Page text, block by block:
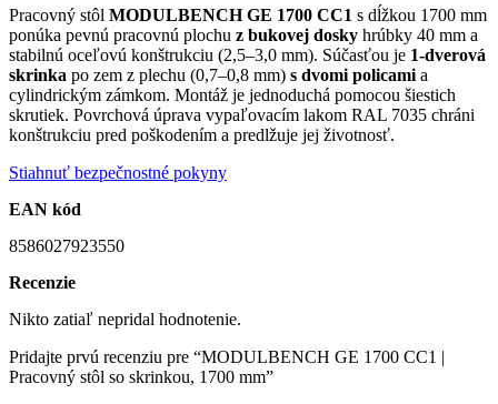
Pracovný stôl MODULBENCH GE 1700 CC1 s dĺžkou 1700 mm
ponúka pevnú pracovnú plochu z bukovej dosky hrúbky 40 mm a
stabilnú oceľovú konštrukciu (2,5–3,0 mm). Súčasťou je 1-dverová
skrinka po zem z plechu (0,7–0,8 mm) s dvomi policami a
cylindrickým zámkom. Montáž je jednoduchá pomocou šiestich
skrutiek. Povrchová úprava vypaľovacím lakom RAL 7035 chráni
konštrukciu pred poškodením a predlžuje jej životnosť.
Stiahnuť bezpečnostné pokyny
EAN kód
8586027923550
Recenzie
Nikto zatiaľ nepridal hodnotenie.
Pridajte prvú recenziu pre “MODULBENCH GE 1700 CC1 |
Pracovný stôl so skrinkou, 1700 mm”